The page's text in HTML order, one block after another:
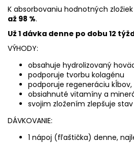
K absorbovaniu hodnotných
až 98 %.
Už 1 dávka denne po dobu 12
VÝHODY:
obsahuje hydrolizovaný
podporuje tvorbu kolagénu
podporuje regeneráciu
obsiahnuté vitamíny a
svojim zložením zlepšuje
DÁVKOVANIE:
1 nápoj (fľaštička) denne,